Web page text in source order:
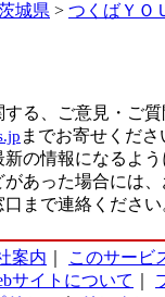
城県 > つくばＹＯ
する、ご意見・ご質
までお寄せくださ
の情報になるよ
があった場合には
まで連絡ください
案内 このサービ
サイトについて